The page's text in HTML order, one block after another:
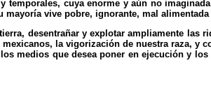
cuya enorme y aún no
vive pobre, ignorante, mal
desentrañar y explotar ampliamente las
la vigorización de nuestra raza, y
medios que desea poner en ejecución y